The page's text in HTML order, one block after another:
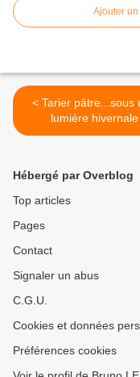
Ajouter
< Tarier pâtre...sous une
lumière hivernale
(Décembre 2025)
Hébergé par Overblog
Top articles
Pages
Contact
Signaler un abus
C.G.U.
Cookies et données
Préférences cookies